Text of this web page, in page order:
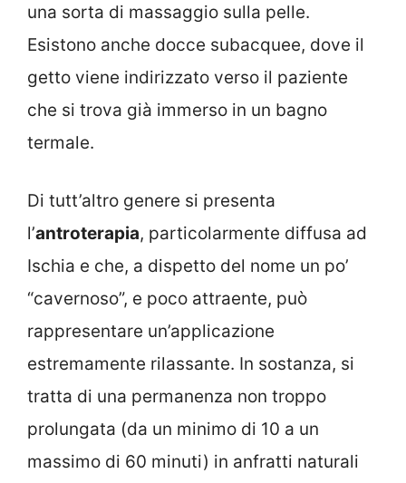
una sorta di massaggio sulla pelle.
Esistono anche docce subacquee, dove il
getto viene indirizzato verso il paziente
che si trova già immerso in un bagno
termale.
Di tutt’altro genere si presenta
l’antroterapia, particolarmente diffusa ad
Ischia e che, a dispetto del nome un po’
“cavernoso”, e poco attraente, può
rappresentare un’applicazione
estremamente rilassante. In sostanza, si
tratta di una permanenza non troppo
prolungata (da un minimo di 10 a un
massimo di 60 minuti) in anfratti naturali